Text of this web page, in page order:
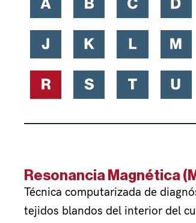
Resonancia Magnética
Técnica computarizada de
tejidos blandos del interior del